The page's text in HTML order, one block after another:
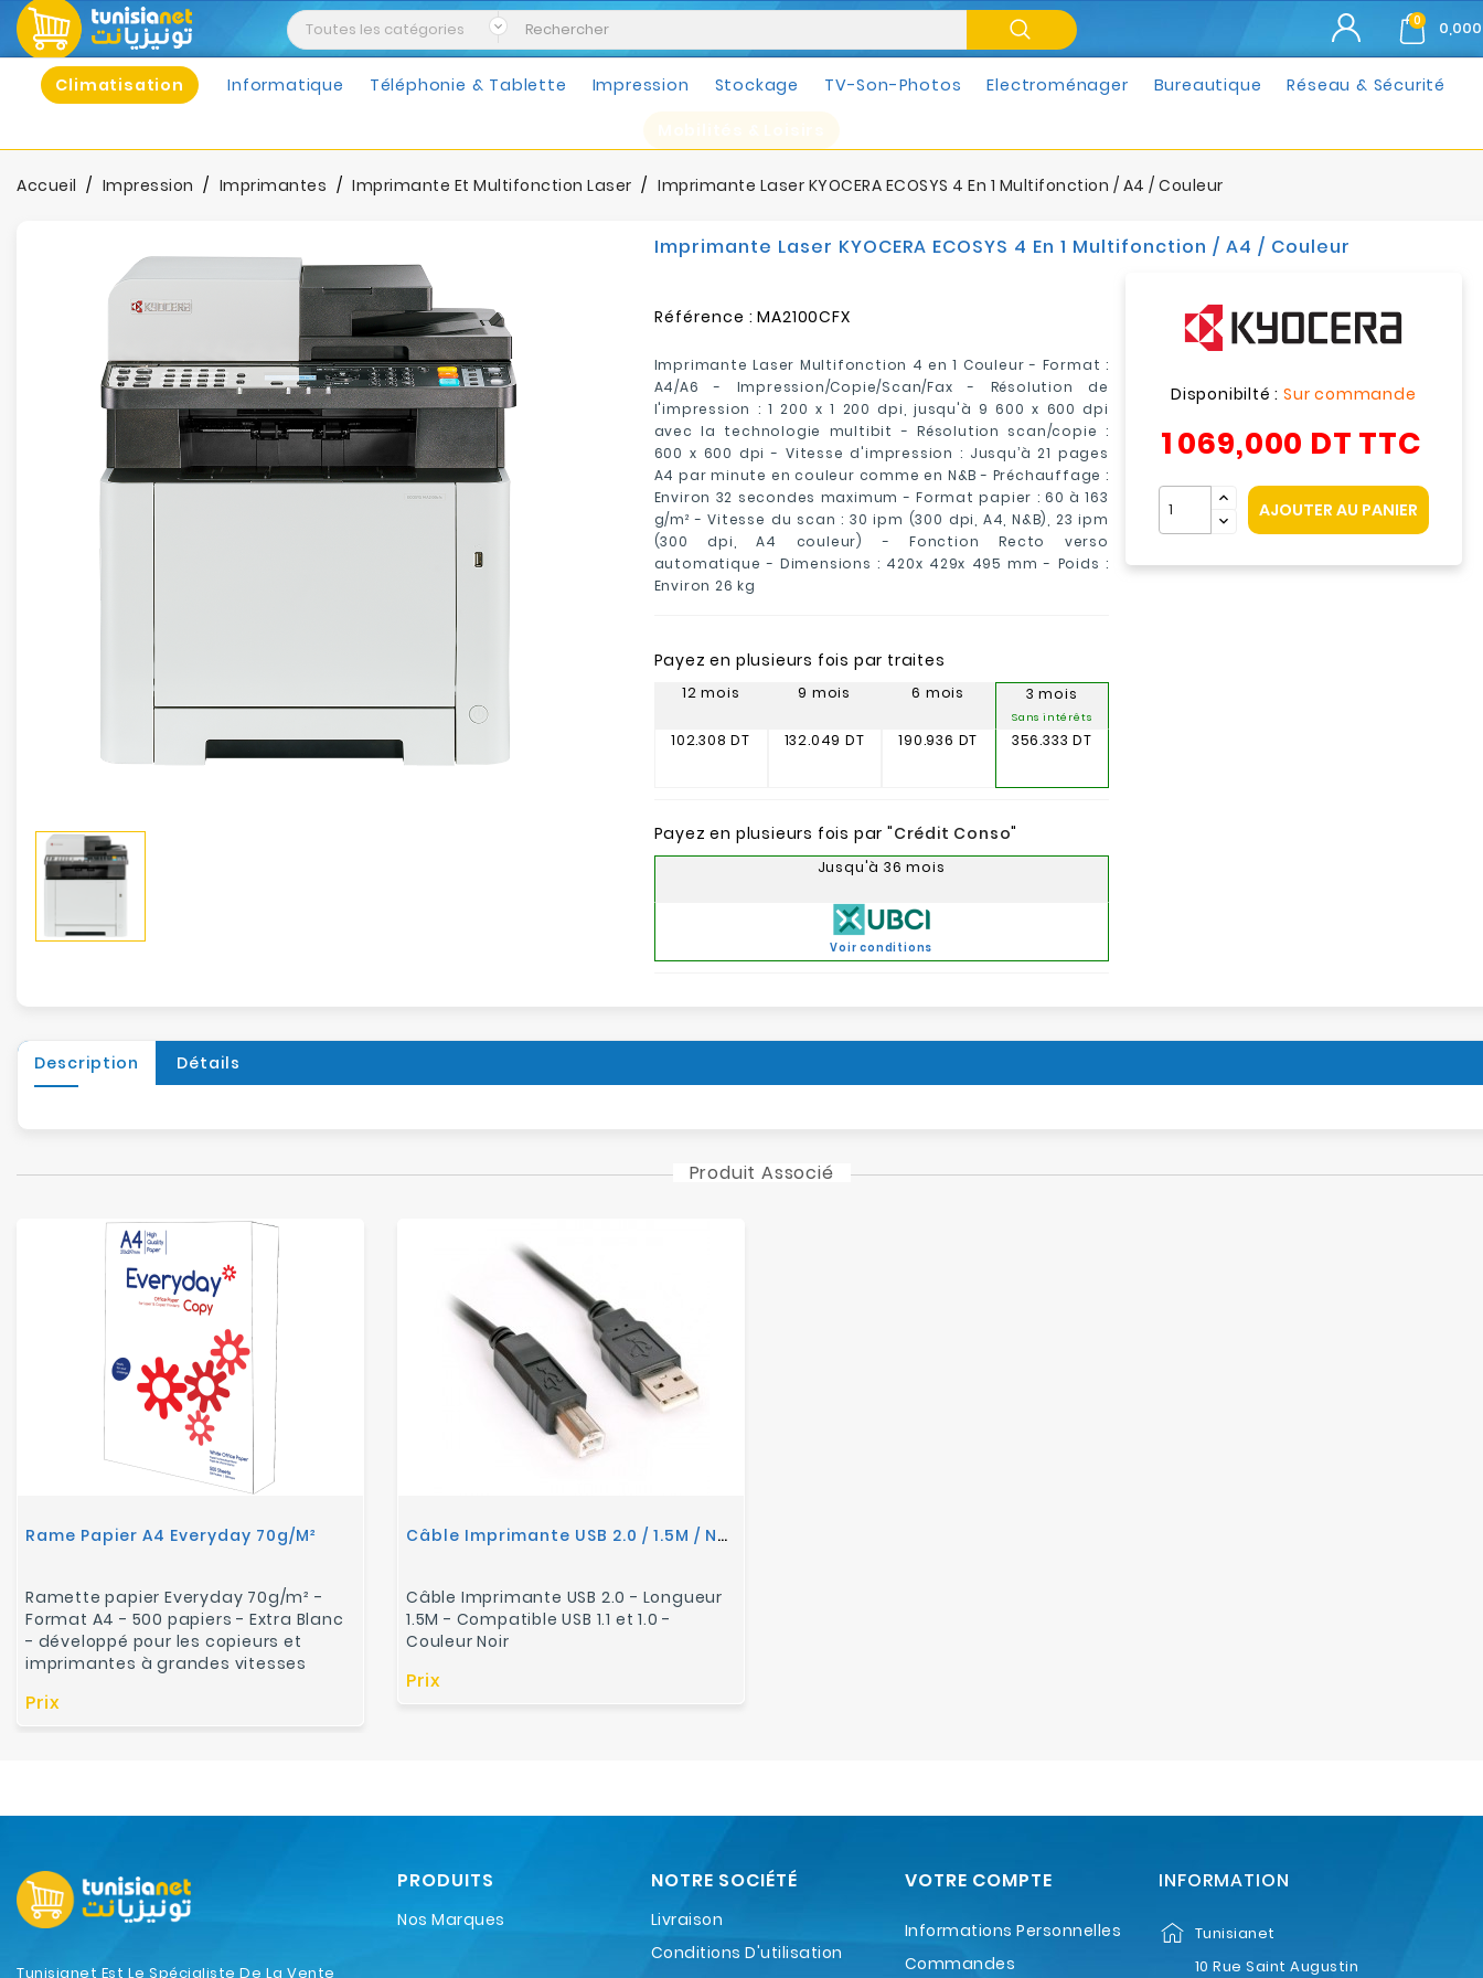
0
Climatisation Informatique Téléphonie & Tablette Impression Stockage TV-Son-Photos Electroménager Bureautique Réseau & Sécurité
Accueil Impression Imprimantes Imprimante Et Multifonction Laser Imprimante Laser KYOCERA ECOSYS 4 En 1 Multifonction / A4 / Couleur
Imprimante Laser KYOCERA ECOSYS 4 En 1 Multifonction / A4 / Couleur
Référence : MA2100CFX
Imprimante Laser Multifonction 4 en 1 Couleur - Format :
A4/A6 - Impression/Copie/Scan/Fax - Résolution de
l'impression : 1 200 x 1 200 dpi, jusqu'à 9 600 x 600 dpi
avec la technologie multibit - Résolution scan/copie :
600 x 600 dpi - Vitesse d'impression : Jusqu’à 21 pages
A4 par minute en couleur comme en N&B - Préchauffage :
Environ 32 secondes maximum - Format papier : 60 à 163
g/m² - Vitesse du scan : 30 ipm (300 dpi, A4, N&B), 23 ipm
(300 dpi, A4 couleur) - Fonction Recto verso
automatique - Dimensions : 420x 429x 495 mm - Poids :
Environ 26 kg
Disponibilté :Sur commande
1 069,000 DT TTC
AJOUTER AU PANIER
Payez en plusieurs fois par traites
12 mois
102.308 DT
9 mois
132.049 DT
6 mois
190.936 DT
3 mois
Sans intérêts
356.333 DT
Payez en plusieurs fois par "Crédit Conso"
Jusqu'à 36 mois
Voir conditions
Description Détails
Produit Associé
Rame Papier A4 Everyday 70g/m²
Ramette papier Everyday 70g/m² -
Format A4 - 500 papiers - Extra Blanc
- développé pour les copieurs et
imprimantes à grandes vitesses
Prix
Câble Imprimante USB 2.0 / 1.5M / Noir
Câble Imprimante USB 2.0 - Longueur
1.5M - Compatible USB 1.1 et 1.0 -
Couleur Noir
Prix
Tunisianet Est Le Spécialiste De La Vente
PRODUITS
Nos Marques
NOTRE SOCIÉTÉ
Livraison
Conditions D'utilisation
VOTRE COMPTE
Informations Personnelles
Commandes
INFORMATION
Tunisianet
10 Rue Saint Augustin